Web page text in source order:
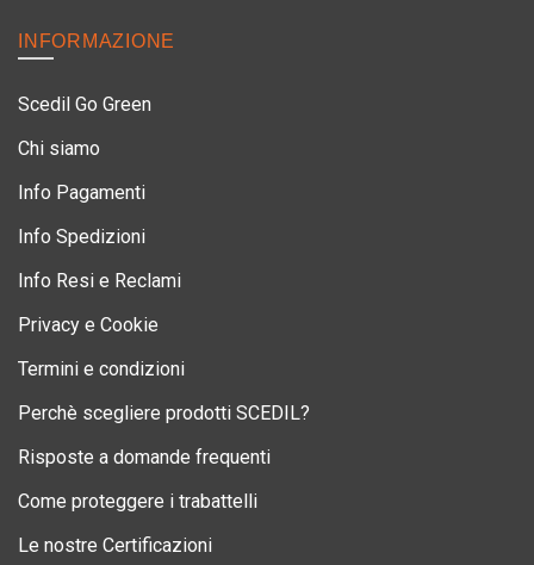
INFORMAZIONE
Scedil Go Green
Chi siamo
Info Pagamenti
Info Spedizioni
Info Resi e Reclami
Privacy e Cookie
Termini e condizioni
Perchè scegliere prodotti SCEDIL?
Risposte a domande frequenti
Come proteggere i trabattelli
Le nostre Certificazioni